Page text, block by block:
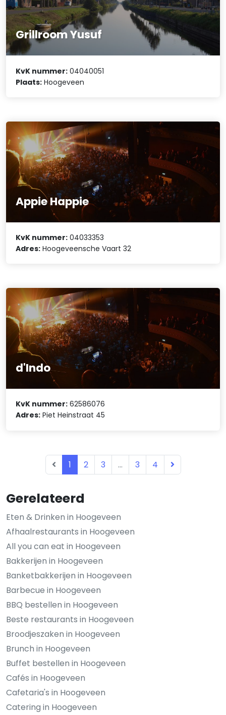
Gerelateerd
Eten & Drinken in Hoogeveen
Afhaalrestaurants in Hoogeveen
All you can eat in Hoogeveen
Bakkerijen in Hoogeveen
Banketbakkerijen in Hoogeveen
Barbecue in Hoogeveen
BBQ bestellen in Hoogeveen
Beste restaurants in Hoogeveen
Broodjeszaken in Hoogeveen
Brunch in Hoogeveen
Buffet bestellen in Hoogeveen
Cafés in Hoogeveen
Cafetaria's in Hoogeveen
Catering in Hoogeveen
Grillroom Yusuf
KvK nummer: 04040051
Plaats: Hoogeveen
Appie Happie
KvK nummer: 04033353
Adres: Hoogeveensche Vaart 32
d'Indo
KvK nummer: 62586076
Adres: Piet Heinstraat 45
1 2 3 ... 3 4